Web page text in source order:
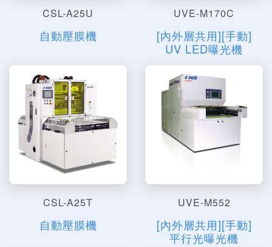
CSL-A25U
自動壓膜機
UVE-M170C
[內外層共用][手動]
UV LED曝光機
CSL-A25T
自動壓膜機
UVE-M552
[內外層共用][手動]
平行光曝光機